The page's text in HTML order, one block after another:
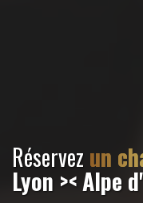
Réservez un
Lyon >< Alpe